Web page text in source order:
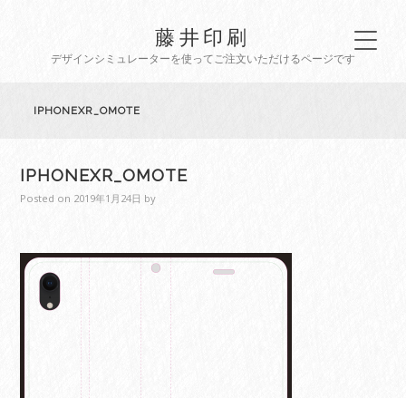
藤井印刷
デザインシミュレーターを使ってご注文いただけるページです
IPHONEXR_OMOTE
IPHONEXR_OMOTE
Posted on 2019年1月24日 by